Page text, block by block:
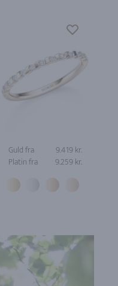
Guld fra
9.419 kr.
Platin fra
9.259 kr.